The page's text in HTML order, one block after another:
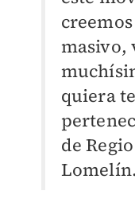
masivo,
quiera
de
Lomelín.